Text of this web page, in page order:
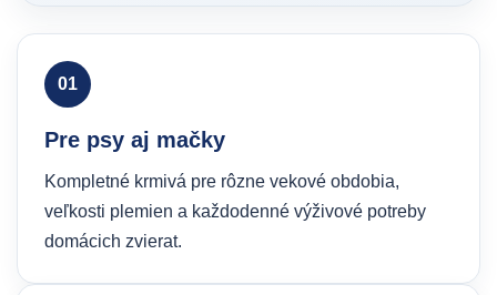
01
Pre psy aj mačky
Kompletné krmivá pre rôzne vekové obdobia,
veľkosti plemien a každodenné výživové potreby
domácich zvierat.